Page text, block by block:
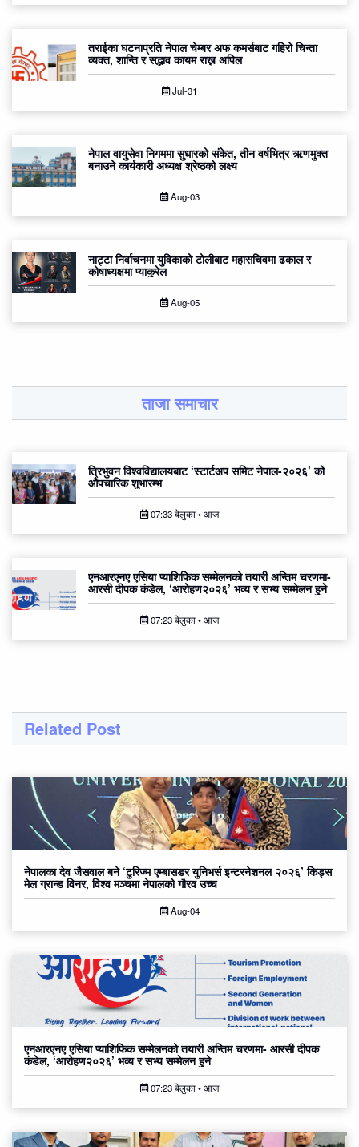
तराईका घटनाप्रति नेपाल चेम्बर अफ कमर्सबाट गहिरो चिन्ता
व्यक्त, शान्ति र सद्भाव कायम राख्न अपिल
Jul-31
नेपाल वायुसेवा निगममा सुधारको संकेत, तीन वर्षभित्र ऋणमुक्त
बनाउने कार्यकारी अध्यक्ष श्रेष्ठको लक्ष्य
Aug-03
नाट्टा निर्वाचनमा युविकाको टोलीबाट महासचिवमा ढकाल र
कोषाध्यक्षमा प्याकुरेल
Aug-05
ताजा समाचार
त्रिभुवन विश्वविद्यालयबाट ‘स्टार्टअप समिट नेपाल-२०२६’ को
औपचारिक शुभारम्भ
07:33 बेलुका • आज
एनआरएनए एसिया प्याशिफिक सम्मेलनको तयारी अन्तिम चरणमा-
आरसी दीपक कंडेल, ‘आरोहण२०२६’ भव्य र सभ्य सम्मेलन हुने
07:23 बेलुका • आज
Related Post
नेपालका देव जैसवाल बने ‘टुरिज्म एम्बासडर युनिभर्स इन्टरनेशनल २०२६’ किड्स
मेल ग्रान्ड विनर, विश्व मञ्चमा नेपालको गौरव उच्च
Aug-04
एनआरएनए एसिया प्याशिफिक सम्मेलनको तयारी अन्तिम चरणमा- आरसी दीपक
कंडेल, ‘आरोहण२०२६’ भव्य र सभ्य सम्मेलन हुने
07:23 बेलुका • आज